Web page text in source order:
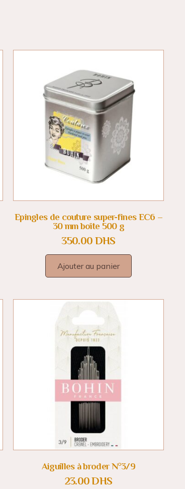
Epingles de couture super-fines EC6 –
30 mm boîte 500 g
350.00 DHS
Ajouter au panier
Aiguilles à broder N°3/9
23.00DHS